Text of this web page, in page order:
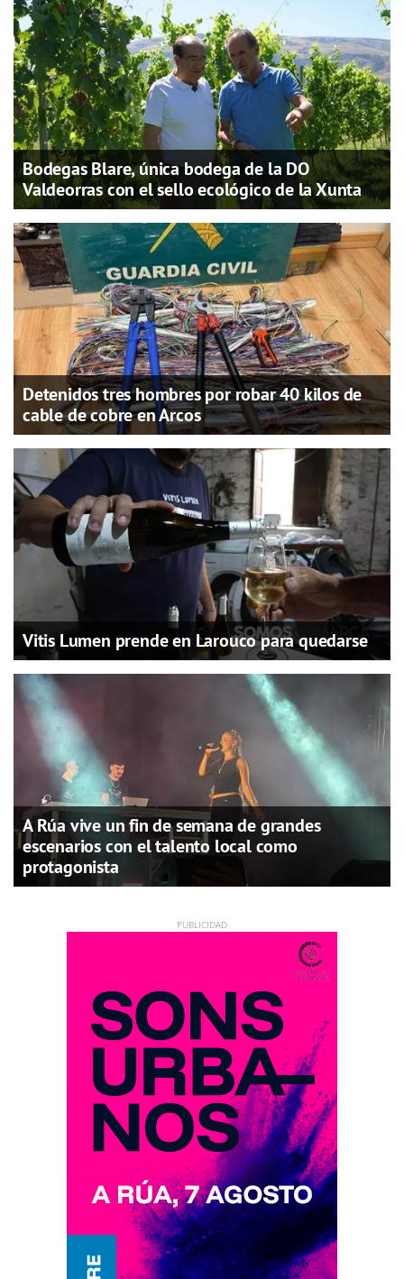
Bodegas Blare, única bodega de la DO
Valdeorras con el sello ecológico de la Xunta
Detenidos tres hombres por robar 40 kilos de
cable de cobre en Arcos
Vitis Lumen prende en Larouco para quedarse
A Rúa vive un fin de semana de grandes
escenarios con el talento local como
protagonista